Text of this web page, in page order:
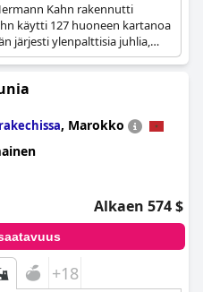
Kahn rakennutti
käytti 127 huoneen kartanoa
järjesti ylenpalttisia juhlia,
valtionpäämiehiä ja
vuonna 1934 kartano
käytettiin New Yorkin
ja kauppalaivaston
koulutuskouluna. Vuonna
Ohekan, mutta koulu meni
Vuonna 1984 aloitettiin
alkuperäiseen loistoonsa.
Register of Historic Places
American jäsen.
, Marokko
Alkaen 574 $
+18